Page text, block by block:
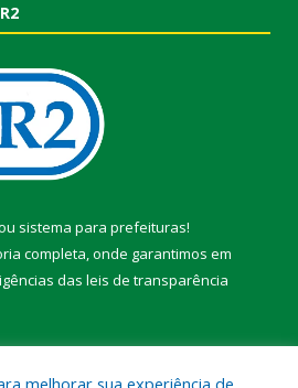
sistema para prefeituras!
completa, onde garantimos em
das leis de transparência
melhorar sua experiência de